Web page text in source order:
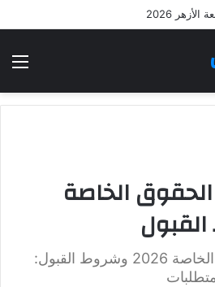
2026
الخاصة
مصاريف كلية الحقوق الخاصة 2026 وشروط القبول: